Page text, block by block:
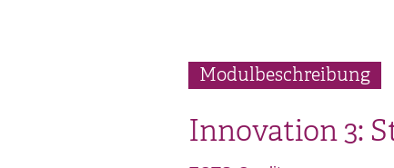
Modulbeschreibung
Innovation 3: